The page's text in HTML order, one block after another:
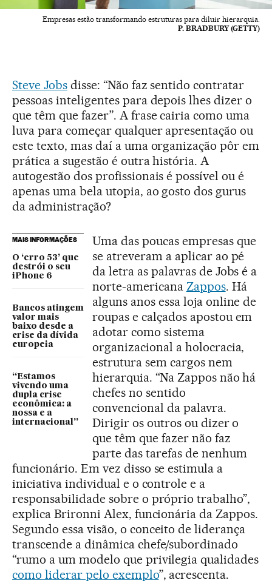
Empresas estão transformando estruturas para diluir hierarquia.
P. BRADBURY (GETTY)
Steve Jobsdisse: “Não faz sentido contratar
pessoas inteligentes para depois lhes dizer o
que têm que fazer”. A frase cairia como uma
luva para começar qualquer apresentação ou
este texto, mas daí a uma organização pôr em
prática a sugestão é outra história. A
autogestão dos profissionais é possível ou é
apenas uma bela utopia, ao gosto dos gurus
da administração?
MAIS INFORMAÇÕES
O ‘erro 53’ que
destrói o seu
iPhone 6
Bancos atingem
valor mais
baixo desde a
crise da dívida
europeia
“Estamos
vivendo uma
dupla crise
econômica: a
nossa e a
internacional”
Uma das poucas empresas que
se atreveram a aplicar ao pé
da letra as palavras de Jobs é a
norte-americana Zappos. Há
alguns anos essa loja online de
roupas e calçados apostou em
adotar como sistema
organizacional a holocracia,
estrutura sem cargos nem
hierarquia. “Na Zappos não há
chefes no sentido
convencional da palavra.
Dirigir os outros ou dizer o
que têm que fazer não faz
parte das tarefas de nenhum
funcionário. Em vez disso se estimula a
iniciativa individual e o controle e a
responsabilidade sobre o próprio trabalho”,
explica Brironni Alex, funcionária da Zappos.
Segundo essa visão, o conceito de liderança
transcende a dinâmica chefe/subordinado
“rumo a um modelo que privilegia qualidades
como liderar pelo exemplo”, acrescenta.